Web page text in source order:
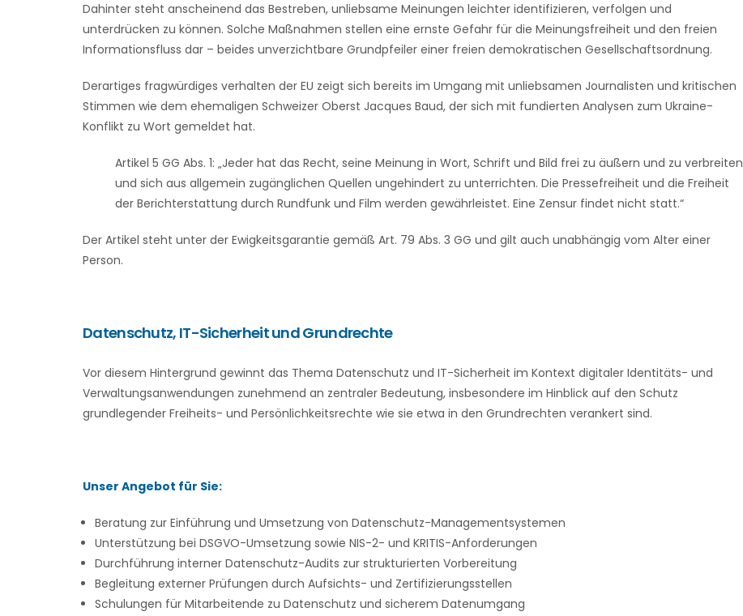
Dahinter steht anscheinend das Bestreben, unliebsame Meinungen leichter identifizieren, verfolgen und
unterdrücken zu können. Solche Maßnahmen stellen eine ernste Gefahr für die Meinungsfreiheit und den freien
Informationsfluss dar – beides unverzichtbare Grundpfeiler einer freien demokratischen Gesellschaftsordnung.
Derartiges fragwürdiges verhalten der EU zeigt sich bereits im Umgang mit unliebsamen Journalisten und kritischen
Stimmen wie dem ehemaligen Schweizer Oberst Jacques Baud, der sich mit fundierten Analysen zum Ukraine-
Konflikt zu Wort gemeldet hat.
Artikel 5 GG Abs. 1: „Jeder hat das Recht, seine Meinung in Wort, Schrift und Bild frei zu äußern und zu verbreiten
und sich aus allgemein zugänglichen Quellen ungehindert zu unterrichten. Die Pressefreiheit und die Freiheit
der Berichterstattung durch Rundfunk und Film werden gewährleistet. Eine Zensur findet nicht statt.“
Der Artikel steht unter der Ewigkeitsgarantie gemäß Art. 79 Abs. 3 GG und gilt auch unabhängig vom Alter einer
Person.
Datenschutz, IT-Sicherheit und Grundrechte
Vor diesem Hintergrund gewinnt das Thema Datenschutz und IT-Sicherheit im Kontext digitaler Identitäts- und
Verwaltungsanwendungen zunehmend an zentraler Bedeutung, insbesondere im Hinblick auf den Schutz
grundlegender Freiheits- und Persönlichkeitsrechte wie sie etwa in den Grundrechten verankert sind.
Unser Angebot für Sie:
Beratung zur Einführung und Umsetzung von Datenschutz-Managementsystemen
Unterstützung bei DSGVO-Umsetzung sowie NIS-2- und KRITIS-Anforderungen
Durchführung interner Datenschutz-Audits zur strukturierten Vorbereitung
Begleitung externer Prüfungen durch Aufsichts- und Zertifizierungsstellen
Schulungen für Mitarbeitende zu Datenschutz und sicherem Datenumgang